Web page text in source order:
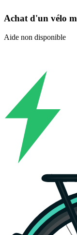
Achat d'un vélo
Aide non disponible